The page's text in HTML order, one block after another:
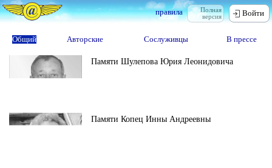
Полная
версия
правила Войти
Общий Авторские Сослуживцы В прессе
Памяти Шулепова Юрия Леонидовича
Памяти Копец Инны Андреевны